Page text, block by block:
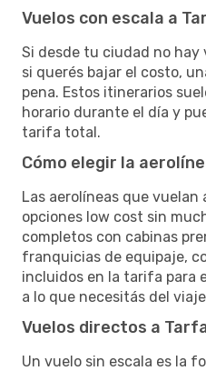
Vuelos con escala a
Si desde tu ciudad no
si querés bajar el costo,
pena. Estos itinerarios
horario durante el día y
tarifa total.
Cómo elegir la
Las aerolíneas que vuelan
opciones low cost sin
completos con cabinas
franquicias de equipaje,
incluidos en la tarifa para
a lo que necesitás del
Vuelos directos a
Un vuelo sin escala es la